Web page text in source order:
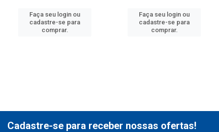
Faça seu login ou
cadastre-se para
comprar.
Faça seu login ou
cadastre-se para
comprar.
Cadastre-se para receber nossas ofertas!